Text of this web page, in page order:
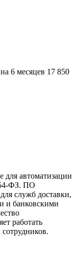
6 месяцев 17 850
автоматизации
54-ФЗ. ПО
служб доставки,
и банковскими
работать